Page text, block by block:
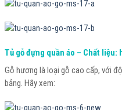
Tủ gỗ đựng quần áo – Chất liệu:
Gỗ hương là loại gỗ cao cấp, với
bảng. Hãy xem: